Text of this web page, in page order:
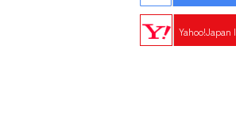
Yahoo!Japan